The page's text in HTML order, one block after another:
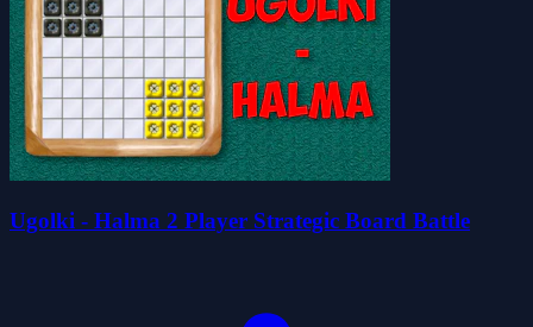
Ugolki - Halma 2 Player Strategic Board Battle